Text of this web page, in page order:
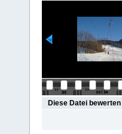
Diese Datei bewerten